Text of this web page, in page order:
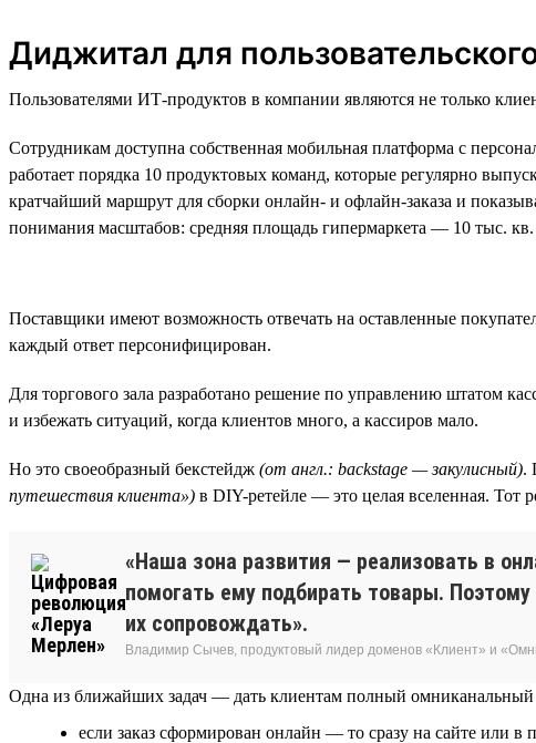
Диджитал для
Пользователями ИТ-продуктов в компании являются не только
Сотрудникам доступна собственная мобильная платформа с
работает порядка 10 продуктовых команд, которые регулярно
кратчайший маршрут для сборки онлайн- и офлайн-заказа и
понимания масштабов: средняя площадь гипермаркета — 10 тыс.
Поставщики имеют возможность отвечать на оставленные
каждый ответ персонифицирован.
Для торгового зала разработано решение по управлению штатом
и избежать ситуаций, когда клиентов много, а кассиров мало.
Но это своеобразный бекстейдж (от англ.: backstage — закулисный).
путешествия клиента») в DIY-ретейле — это целая вселенная. Тот
«Наша зона развития — реализовать в
помогать ему подбирать товары.
их сопровождать».
Владимир Сычев, продуктовый лидер доменов «Клиент» и
Одна из ближайших задач — дать клиентам полный
если заказ сформирован онлайн — то сразу на сайте или